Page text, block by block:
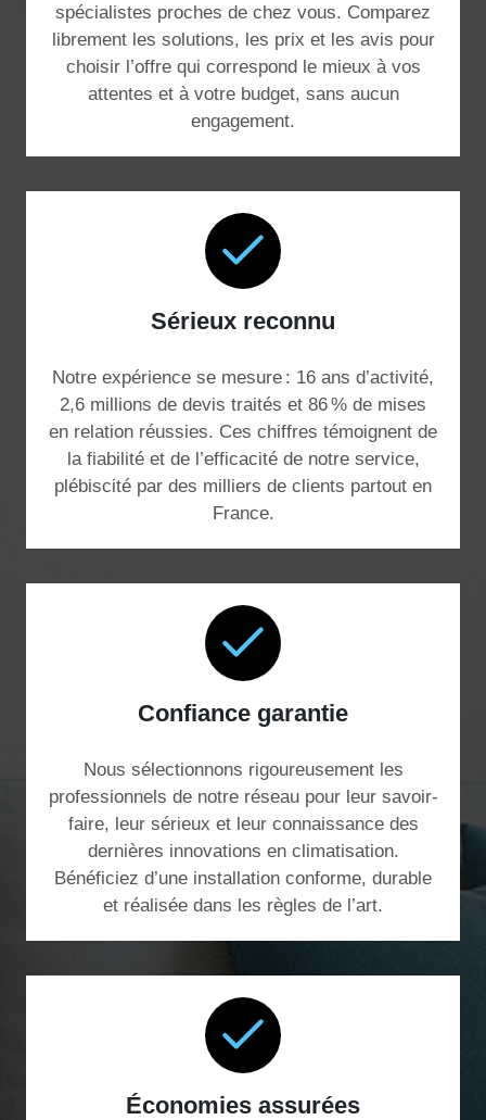
spécialistes proches de chez vous. Comparez
librement les solutions, les prix et les avis pour
choisir l’offre qui correspond le mieux à vos
attentes et à votre budget, sans aucun
engagement.
Sérieux reconnu
Notre expérience se mesure : 16 ans d’activité,
2,6 millions de devis traités et 86 % de mises
en relation réussies. Ces chiffres témoignent de
la fiabilité et de l’efficacité de notre service,
plébiscité par des milliers de clients partout en
France.
Confiance garantie
Nous sélectionnons rigoureusement les
professionnels de notre réseau pour leur savoir-
faire, leur sérieux et leur connaissance des
dernières innovations en climatisation.
Bénéficiez d’une installation conforme, durable
et réalisée dans les règles de l’art.
Économies assurées